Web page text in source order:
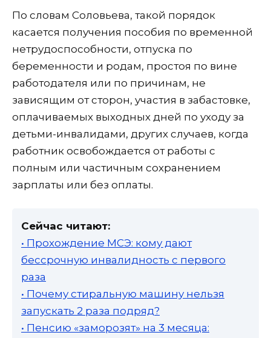
По словам Соловьева, такой порядок
касается получения пособия по временной
нетрудоспособности, отпуска по
беременности и родам, простоя по вине
работодателя или по причинам, не
зависящим от сторон, участия в забастовке,
оплачиваемых выходных дней по уходу за
детьми-инвалидами, других случаев, когда
работник освобождается от работы с
полным или частичным сохранением
зарплаты или без оплаты.
Сейчас читают:
• Прохождение МСЭ: кому дают
бессрочную инвалидность с первого
раза
• Почему стиральную машину нельзя
запускать 2 раза подряд?
• Пенсию «заморозят» на 3 месяца: